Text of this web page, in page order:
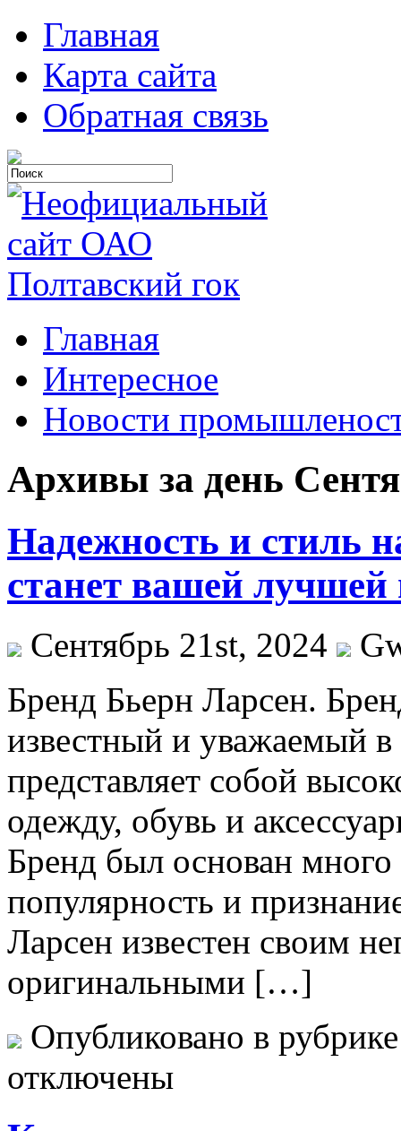
Главная
Карта сайта
Обратная связь
Главная
Интересное
Новости
Архивы за день
Надежность и стиль
станет вашей лучшей
Сентябрь 21st, 2024
Брeнд Бьeрн Лaрсeн.
известный и уважаемый
представляет собой
одежду, обувь и
Бренд был основан много
популярность и
Ларсен известен своим
оригинальными […]
Опубликовано в
отключены